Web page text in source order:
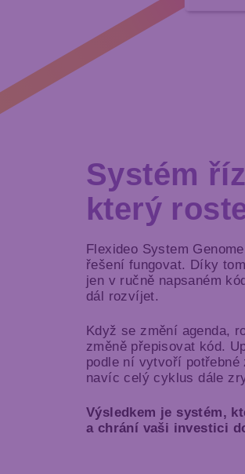
Systém
který
Flexideo System
řešení fungovat. Díky
jen v ručně napsaném
dál rozvíjet.
Když se změní agenda,
změně přepisovat kód.
podle ní vytvoří
navíc celý cyklus dále
Výsledkem je systém,
a chrání vaši investici